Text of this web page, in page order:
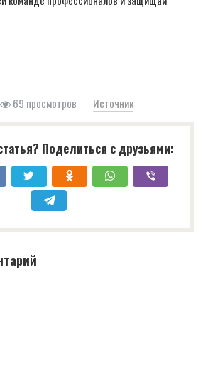
69 просмотров Источник
Поделиться с друзьями: